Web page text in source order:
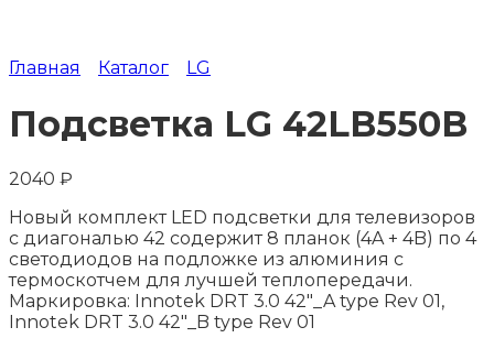
Главная Каталог LG
Подсветка LG 42LB550B
2040 ₽
Новый комплект LED подсветки для телевизоров
с диагональю 42 содержит 8 планок (4A + 4B) по 4
светодиодов на подложке из алюминия с
термоскотчем для лучшей теплопередачи.
Маркировка: Innotek DRT 3.0 42"_A type Rev 01,
Innotek DRT 3.0 42"_B type Rev 01